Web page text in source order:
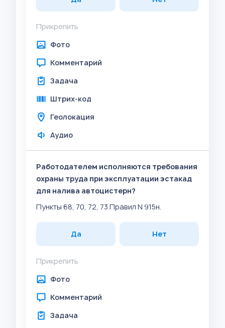
Прикрепить
Фото
Комментарий
Задача
Штрих-код
Геолокация
Аудио
Работодателем исполняются требования
охраны труда при эксплуатации эстакад
для налива автоцистерн?
Пункты 68, 70, 72, 73 Правил N 915н.
Да Нет
Прикрепить
Фото
Комментарий
Задача